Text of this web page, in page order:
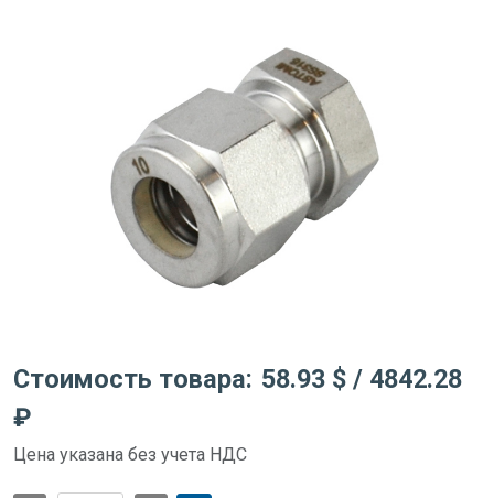
Стоимость товара: 58.93 $ / 4842.28
₽
Цена указана без учета НДС